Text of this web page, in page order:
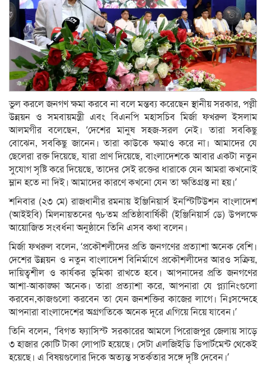
ভুল করলে জনগণ ক্ষমা করবে না বলে মন্তব্য করেছেন স্থানীয় সরকার, পল্লী
উন্নয়ন ও সমবায়মন্ত্রী এবং বিএনপি মহাসচিব মির্জা ফখরুল ইসলাম
আলমগীর বলেছেন, ‘দেশের মানুষ সহজ-সরল নেই। তারা সবকিছু
বোঝেন, সবকিছু জানেন। তারা কাউকে ক্ষমাও করে না। আমাদের যে
ছেলেরা রক্ত দিয়েছে, যারা প্রাণ দিয়েছে, বাংলাদেশকে আবার একটা নতুন
সুযোগ সৃষ্টি করে দিয়েছে, তাদের সেই রক্তের ধারাকে যেন আমরা কখনোই
ম্লান হতে না দিই। আমাদের কারণে কখনো যেন তা ক্ষতিগ্রস্ত না হয়।’
শনিবার (২৩ মে) রাজধানীর রমনায় ইঞ্জিনিয়ার্স ইনস্টিটিউশন বাংলাদেশ
(আইইবি) মিলনায়তনের ৭৮তম প্রতিষ্ঠাবার্ষিকী (ইঞ্জিনিয়ার্স ডে) উপলক্ষে
আয়োজিত সংবর্ধনা অনুষ্ঠানে তিনি এসব কথা বলেন।
মির্জা ফখরুল বলেন, ‘প্রকৌশলীদের প্রতি জনগণের প্রত্যাশা অনেক বেশি।
দেশের উন্নয়ন ও নতুন বাংলাদেশ বিনির্মাণে প্রকৌশলীদের আরও সক্রিয়,
দায়িত্বশীল ও কার্যকর ভূমিকা রাখতে হবে। আপনাদের প্রতি জনগণের
আশা-আকাঙ্ক্ষা অনেক। তারা প্রত্যাশা করে, আপনারা যে প্ল্যানিংগুলো
করবেন,কাজগুলো করবেন তা যেন জনশক্তির কাজের লাগে। নিঃসন্দেহে
আপনারা বাংলাদেশের অগ্রগতিকে অনেক দূরে এগিয়ে নিয়ে যাবেন।’
তিনি বলেন, ‘বিগত ফ্যাসিস্ট সরকারের আমলে পিরোজপুর জেলায় সাড়ে
৩ হাজার কোটি টাকা লোপাট হয়েছে। সেটা এলজিইডি ডিপার্টমেন্ট থেকেই
হয়েছে। এ বিষয়গুলোর দিকে অত্যন্ত সতর্কতার সঙ্গে দৃষ্টি দেবেন।’